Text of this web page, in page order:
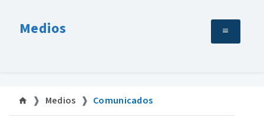
Medios
Medios Comunicados